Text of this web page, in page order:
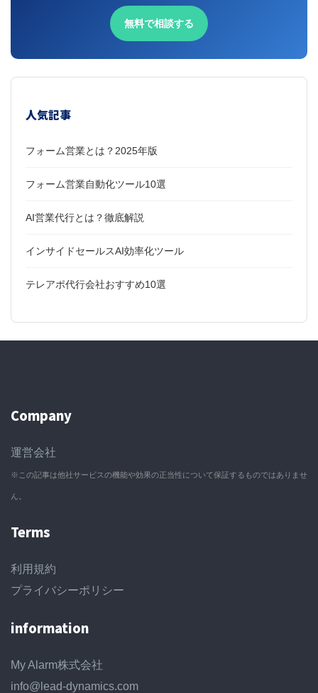
無料で相談する
人気記事
フォーム営業とは？2025年版
フォーム営業自動化ツール10選
AI営業代行とは？徹底解説
インサイドセールスAI効率化ツール
テレアポ代行会社おすすめ10選
Company
運営会社
※この記事は他社サービスの機能や効果の正当性について保証するものではありませ
ん。
Terms
利用規約
プライバシーポリシー
information
My Alarm株式会社
info@lead-dynamics.com